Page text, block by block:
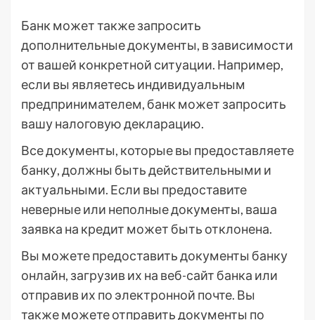
Банк может также запросить
дополнительные документы, в зависимости
от вашей конкретной ситуации. Например,
если вы являетесь индивидуальным
предпринимателем, банк может запросить
вашу налоговую декларацию.
Все документы, которые вы предоставляете
банку, должны быть действительными и
актуальными. Если вы предоставите
неверные или неполные документы, ваша
заявка на кредит может быть отклонена.
Вы можете предоставить документы банку
онлайн, загрузив их на веб-сайт банка или
отправив их по электронной почте. Вы
также можете отправить документы по